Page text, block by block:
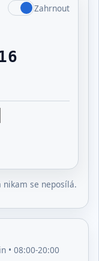
Zahrnout
se neposílá.
• 08:00-20:00